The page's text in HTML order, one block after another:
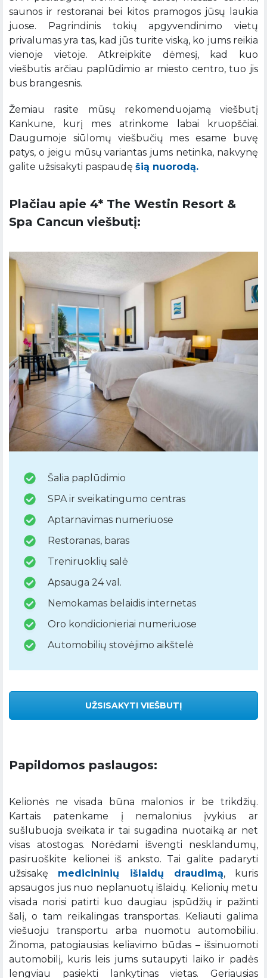
saunos ir restoranai bei kitos pramogos jūsų laukia
juose. Pagrindinis tokių apgyvendinimo vietų
privalumas yra tas, kad jūs turite viską, ko jums reikia
vienoje vietoje. Atkreipkite dėmesį, kad kuo
viešbutis arčiau paplūdimio ar miesto centro, tuo jis
bus brangesnis.
Žemiau rasite mūsų rekomenduojamą viešbutį
Kankune, kurį mes atrinkome labai kruopščiai.
Daugumoje siūlomų viešbučių mes esame buvę
patys, o jeigu mūsų variantas jums netinka, nakvynę
galite užsisakyti paspaudę šią nuorodą.
Plačiau apie 4* The Westin Resort &
Spa Cancun viešbutį:
Šalia paplūdimio
SPA ir sveikatingumo centras
Aptarnavimas numeriuose
Restoranas, baras
Treniruoklių salė
Apsauga 24 val.
Nemokamas belaidis internetas
Oro kondicionieriai numeriuose
Automobilių stovėjimo aikštelė
UŽSISAKYTI VIEŠBUTĮ
Papildomos paslaugos:
Kelionės ne visada būna malonios ir be trikdžių.
Kartais patenkame į nemalonius įvykius ar
sušlubuoja sveikata ir tai sugadina nuotaiką ar net
visas atostogas. Norėdami išvengti nesklandumų,
pasiruoškite kelionei iš anksto. Tai galite padaryti
užsisakę medicininių išlaidų draudimą, kuris
apsaugos jus nuo neplanuotų išlaidų. Kelionių metu
visada norisi patirti kuo daugiau įspūdžių ir pažinti
šalį, o tam reikalingas transportas. Keliauti galima
viešuoju transportu arba nuomotu automobiliu.
Žinoma, patogiausias keliavimo būdas – išsinuomoti
automobilį, kuris leis jums sutaupyti laiko ir padės
lengviau pasiekti lankytinas vietas. Geriausias